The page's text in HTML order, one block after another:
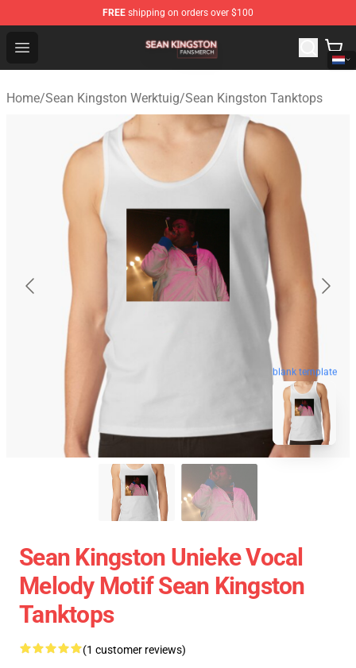
FREE shipping on orders over $100
Open menu
Sean Kingston Shop - Official Sean Kingston
Home/Sean Kingston Werktuig/Sean Kingston Tanktops
blank template
Sean Kingston Unieke Vocal
Melody Motif Sean Kingston
Tanktops
(1 customer reviews)